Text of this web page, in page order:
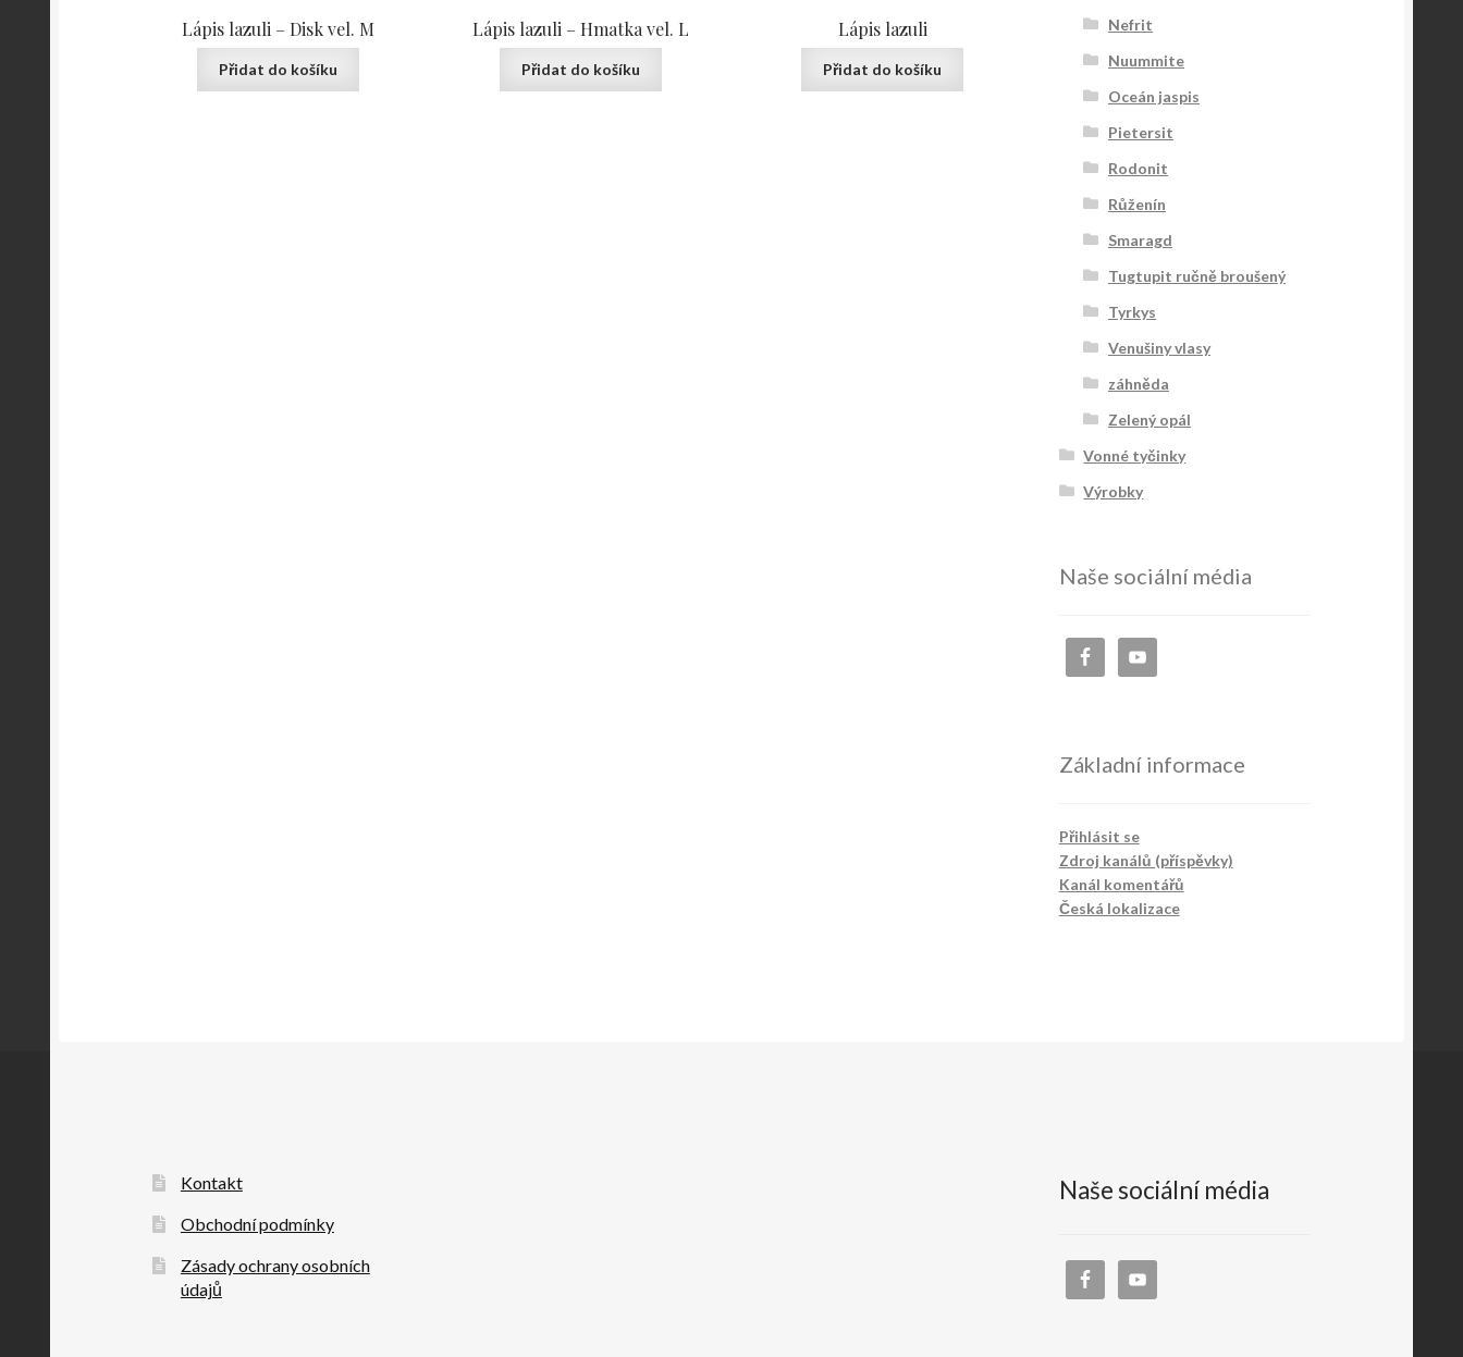
Lápis lazuli – Disk vel. M
Přidat do košíku
Lápis lazuli – Hmatka vel. L
Přidat do košíku
Lápis lazuli
Přidat do košíku
Nefrit
Nuummite
Oceán jaspis
Pietersit
Rodonit
Růženín
Smaragd
Tugtupit ručně broušený
Tyrkys
Venušiny vlasy
záhněda
Zelený opál
Vonné tyčinky
Výrobky
Naše sociální média
Základní informace
Přihlásit se
Zdroj kanálů (příspěvky)
Kanál komentářů
Česká lokalizace
Kontakt
Obchodní podmínky
Zásady ochrany osobních
údajů
Naše sociální média